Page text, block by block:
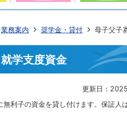
業務案内 奨学金・貸付 母子父子
学支度資金
更新日：
利子の資金を貸し付けます。保証人